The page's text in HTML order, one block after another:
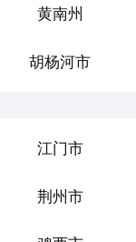
黄南州
胡杨河市
江门市
荆州市